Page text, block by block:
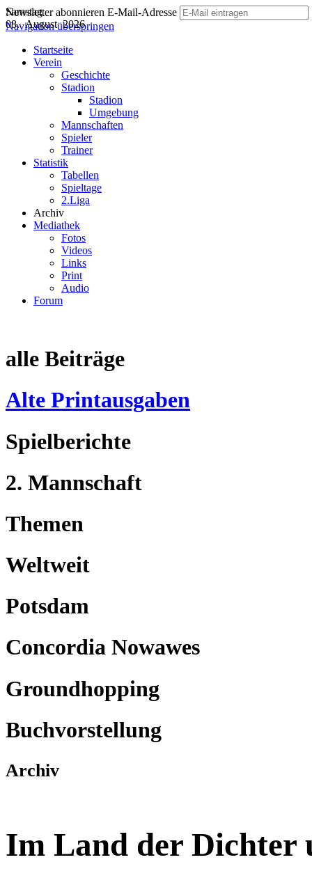
Samstag
08. August 2026
Newsletter abonnieren E-Mail-Adresse
Navigation überspringen
Startseite
Verein
Geschichte
Stadion
Stadion
Umgebung
Mannschaften
Spieler
Trainer
Statistik
Tabellen
Spieltage
2.Liga
Archiv
Mediathek
Fotos
Videos
Links
Print
Audio
Forum
alle Beiträge
Alte Printausgaben
Spielberichte
2. Mannschaft
Themen
Weltweit
Potsdam
Concordia Nowawes
Groundhopping
Buchvorstellung
Archiv
Im Land der Dichter